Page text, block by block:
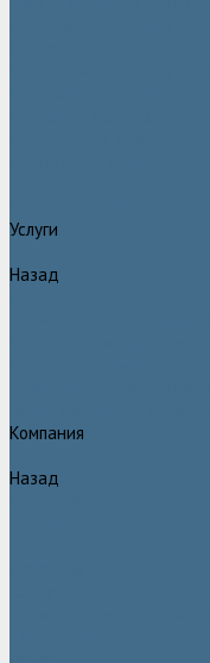
Услуги
Назад
Компания
Назад